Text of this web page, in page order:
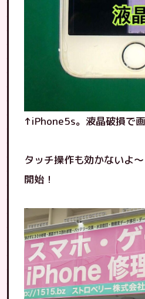
↑iPhone5s。液晶破損で
タッチ操作も効かないよ
開始！